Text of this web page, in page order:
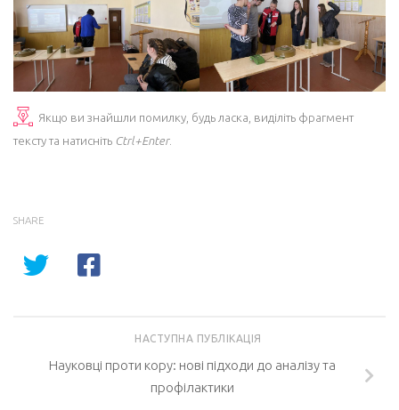
Якщо ви знайшли помилку, будь ласка, виділіть фрагмент
тексту та натисніть Ctrl+Enter.
SHARE
НАСТУПНА ПУБЛІКАЦІЯ
Науковці проти кору: нові підходи до аналізу та
профілактики